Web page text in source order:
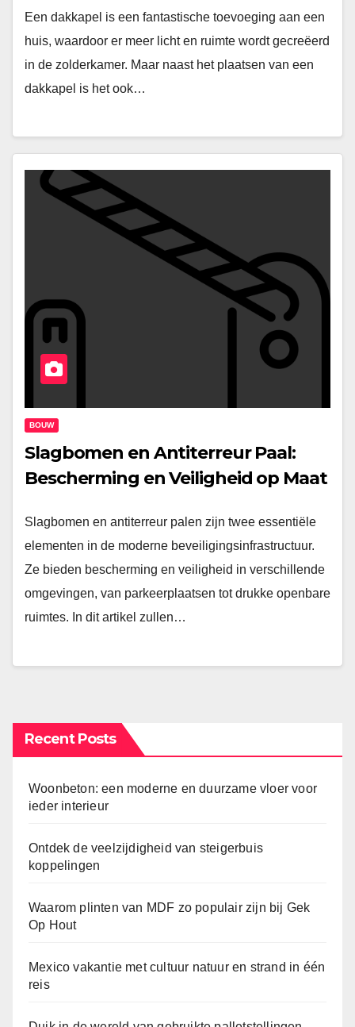
Een dakkapel is een fantastische toevoeging aan een
huis, waardoor er meer licht en ruimte wordt gecreëerd
in de zolderkamer. Maar naast het plaatsen van een
dakkapel is het ook…
BOUW
Slagbomen en Antiterreur Paal:
Bescherming en Veiligheid op Maat
Slagbomen en antiterreur palen zijn twee essentiële
elementen in de moderne beveiligingsinfrastructuur.
Ze bieden bescherming en veiligheid in verschillende
omgevingen, van parkeerplaatsen tot drukke openbare
ruimtes. In dit artikel zullen…
Recent Posts
Woonbeton: een moderne en duurzame vloer voor
ieder interieur
Ontdek de veelzijdigheid van steigerbuis
koppelingen
Waarom plinten van MDF zo populair zijn bij Gek
Op Hout
Mexico vakantie met cultuur natuur en strand in één
reis